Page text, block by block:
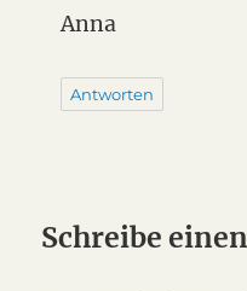
Anna
Antworten
Schreibe